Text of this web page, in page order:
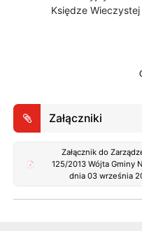
Księdze
Załączniki
Załącznik do
125/2013 Wójta Gminy
dnia 03 września